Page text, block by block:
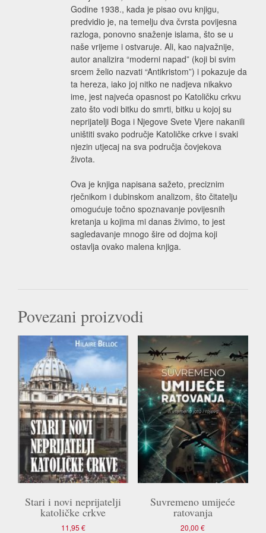
Godine 1938., kada je pisao ovu knjigu,
predvidio je, na temelju dva čvrsta povijesna
razloga, ponovno snaženje islama, što se u
naše vrijeme i ostvaruje. Ali, kao najvažnije,
autor analizira “moderni napad” (koji bi svim
srcem želio nazvati “Antikristom”) i pokazuje da
ta hereza, iako joj nitko ne nadjeva nikakvo
ime, jest najveća opasnost po Katoličku crkvu
zato što vodi bitku do smrti, bitku u kojoj su
neprijatelji Boga i Njegove Svete Vjere nakanili
uništiti svako područje Katoličke crkve i svaki
njezin utjecaj na sva područja čovjekova
života.
Ova je knjiga napisana sažeto, preciznim
rječnikom i dubinskom analizom, što čitatelju
omogućuje točno spoznavanje povijesnih
kretanja u kojima mi danas živimo, to jest
sagledavanje mnogo šire od dojma koji
ostavlja ovako malena knjiga.
Povezani proizvodi
Stari i novi neprijatelji
katoličke crkve
11,95 €
Suvremeno umijeće
ratovanja
20,00€